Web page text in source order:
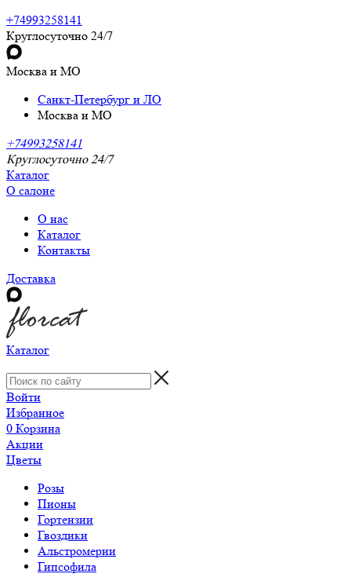
+74993258141
Круглосуточно 24/7
Москва и МО
Санкт-Петербург и ЛО
Москва и МО
+74993258141
Круглосуточно 24/7
Каталог
О салоне
О нас
Каталог
Контакты
Доставка
Каталог
Войти
Избранное
0 Корзина
Акции
Цветы
Розы
Пионы
Гортензии
Гвоздики
Альстромерии
Гипсофила